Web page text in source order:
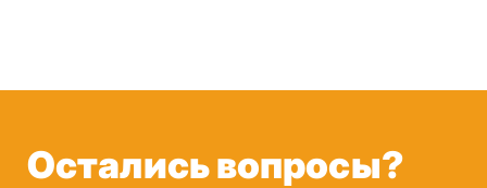
Остались вопросы?